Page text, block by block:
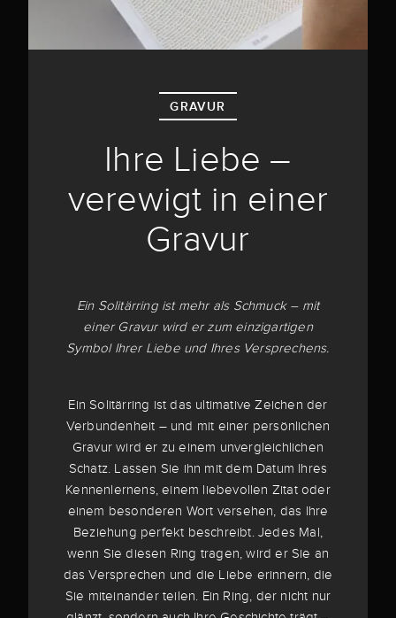
GRAVUR
Ihre Liebe –
verewigt in einer
Gravur
Ein Solitärring ist mehr als Schmuck – mit
einer Gravur wird er zum einzigartigen
Symbol Ihrer Liebe und Ihres Versprechens.
Ein Solitärring ist das ultimative Zeichen der
Verbundenheit – und mit einer persönlichen
Gravur wird er zu einem unvergleichlichen
Schatz. Lassen Sie ihn mit dem Datum Ihres
Kennenlernens, einem liebevollen Zitat oder
einem besonderen Wort versehen, das Ihre
Beziehung perfekt beschreibt. Jedes Mal,
wenn Sie diesen Ring tragen, wird er Sie an
das Versprechen und die Liebe erinnern, die
Sie miteinander teilen. Ein Ring, der nicht nur